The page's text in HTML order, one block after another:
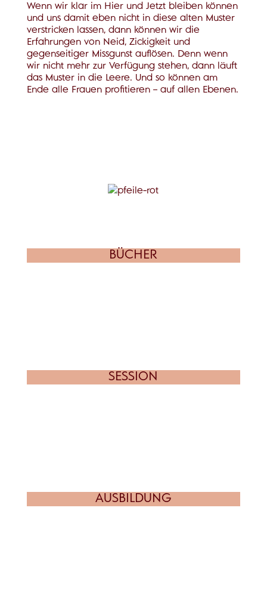
Wenn wir klar im Hier und Jetzt bleiben können
und uns damit eben nicht in diese alten Muster
verstricken lassen, dann können wir die
Erfahrungen von Neid, Zickigkeit und
gegenseitiger Missgunst auflösen. Denn wenn
wir nicht mehr zur Verfügung stehen, dann läuft
das Muster in die Leere. Und so können am
Ende alle Frauen profitieren – auf allen Ebenen.
BÜCHER
SESSION
AUSBILDUNG